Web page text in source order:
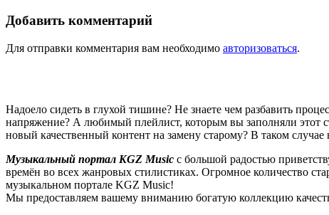
Добавить комментарий
Для отправки комментария вам необходимо авторизоваться.
Надоело сидеть в глухой тишине? Не знаете чем разбавить
напряжение? А любимый плейлист, которым вы заполняли этот
новый качественный контент на замену старому? В таком
Музыкальный портал KGZ Music с большой радостью
времён во всех жанровых стилистиках. Огромное количество
музыкальном портале KGZ Music!
Мы предоставляем вашему вниманию богатую коллекцию